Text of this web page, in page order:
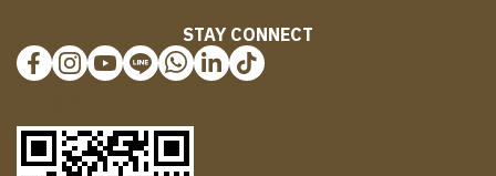
STAY CONNECT